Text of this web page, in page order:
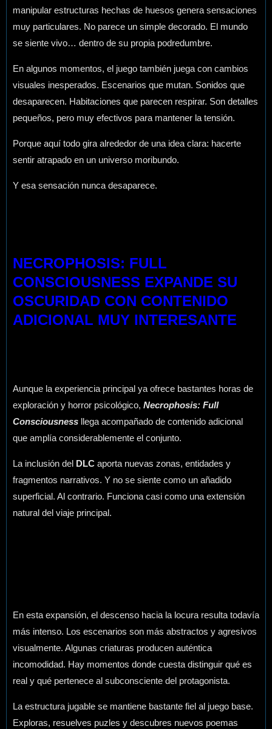
manipular estructuras hechas de huesos genera sensaciones
muy particulares. No parece un simple decorado. El mundo
se siente vivo… dentro de su propia podredumbre.
En algunos momentos, el juego también juega con cambios
visuales inesperados. Escenarios que mutan. Sonidos que
desaparecen. Habitaciones que parecen respirar. Son detalles
pequeños, pero muy efectivos para mantener la tensión.
Porque aquí todo gira alrededor de una idea clara: hacerte
sentir atrapado en un universo moribundo.
Y esa sensación nunca desaparece.
NECROPHOSIS: FULL
CONSCIOUSNESS EXPANDE SU
OSCURIDAD CON CONTENIDO
ADICIONAL MUY INTERESANTE
Aunque la experiencia principal ya ofrece bastantes horas de
exploración y horror psicológico, Necrophosis: Full
Consciousness llega acompañado de contenido adicional
que amplía considerablemente el conjunto.
La inclusión del DLC aporta nuevas zonas, entidades y
fragmentos narrativos. Y no se siente como un añadido
superficial. Al contrario. Funciona casi como una extensión
natural del viaje principal.
En esta expansión, el descenso hacia la locura resulta todavía
más intenso. Los escenarios son más abstractos y agresivos
visualmente. Algunas criaturas producen auténtica
incomodidad. Hay momentos donde cuesta distinguir qué es
real y qué pertenece al subconsciente del protagonista.
La estructura jugable se mantiene bastante fiel al juego base.
Exploras, resuelves puzles y descubres nuevos poemas